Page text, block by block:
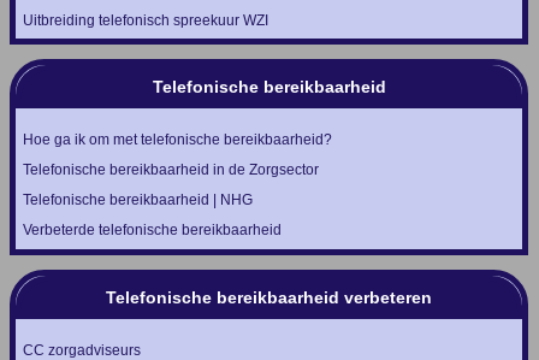
Uitbreiding telefonisch spreekuur WZI
Telefonische bereikbaarheid
Hoe ga ik om met telefonische bereikbaarheid?
Telefonische bereikbaarheid in de Zorgsector
Telefonische bereikbaarheid | NHG
Verbeterde telefonische bereikbaarheid
Telefonische bereikbaarheid verbeteren
CC zorgadviseurs